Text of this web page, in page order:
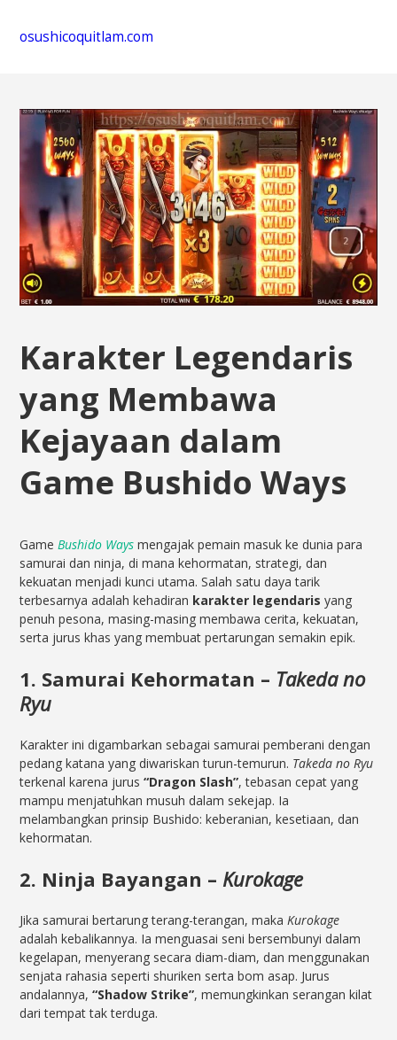
osushicoquitlam.com
Karakter Legendaris
yang Membawa
Kejayaan dalam
Game Bushido Ways
GameBushido Ways mengajak pemain masuk ke dunia para
samurai dan ninja, di mana kehormatan, strategi, dan
kekuatan menjadi kunci utama. Salah satu daya tarik
terbesarnya adalah kehadiran karakter legendaris yang
penuh pesona, masing-masing membawa cerita, kekuatan,
serta jurus khas yang membuat pertarungan semakin epik.
1. Samurai Kehormatan – Takeda no
Ryu
Karakter ini digambarkan sebagai samurai pemberani dengan
pedang katana yang diwariskan turun-temurun. Takeda no Ryu
terkenal karena jurus“Dragon Slash”, tebasan cepat yang
mampu menjatuhkan musuh dalam sekejap. Ia
melambangkan prinsip Bushido: keberanian, kesetiaan, dan
kehormatan.
2. Ninja Bayangan – Kurokage
Jika samurai bertarung terang-terangan, makaKurokage
adalah kebalikannya. Ia menguasai seni bersembunyi dalam
kegelapan, menyerang secara diam-diam, dan menggunakan
senjata rahasia seperti shuriken serta bom asap. Jurus
andalannya,“Shadow Strike”, memungkinkan serangan kilat
dari tempat tak terduga.